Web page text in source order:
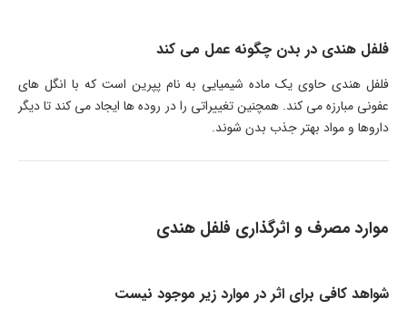
فلفل هندی در بدن چگونه عمل می کند
فلفل هندی حاوی یک ماده شیمیایی به نام پپرین است که با انگل های
عفونی مبارزه می کند. همچنین تغییراتی را در روده ها ایجاد می کند تا دیگر
داروها و مواد بهتر جذب بدن شوند.
موارد مصرف و اثرگذاری فلفل هندی
شواهد کافی برای اثر در موارد زیر موجود نیست